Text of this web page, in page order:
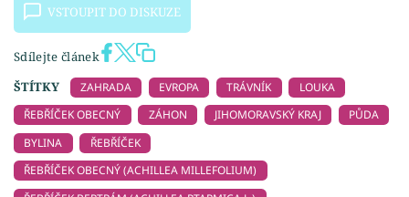
VSTOUPIT DO DISKUZE
Sdílejte článek
ŠTÍTKY
ZAHRADA EVROPA TRÁVNÍK
LOUKA
ŘEBŘÍČEK OBECNÝ
ZÁHON JIHOMORAVSKÝ KRAJ
PŮDA
BYLINA
ŘEBŘÍČEK
ŘEBŘÍČEK OBECNÝ (ACHILLEA MILLEFOLIUM)